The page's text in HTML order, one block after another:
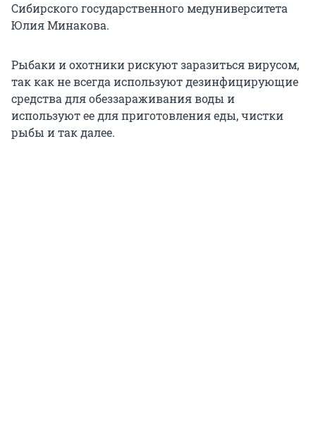
Сибирского государственного медуниверситета
Юлия Минакова.
Рыбаки и охотники рискуют заразиться вирусом,
так как не всегда используют дезинфицирующие
средства для обеззараживания воды и
используют ее для приготовления еды, чистки
рыбы и так далее.